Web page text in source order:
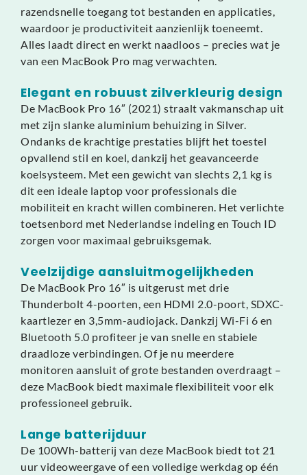
razendsnelle toegang tot bestanden en applicaties,
waardoor je productiviteit aanzienlijk toeneemt.
Alles laadt direct en werkt naadloos – precies wat je
van een MacBook Pro mag verwachten.
Elegant en robuust zilverkleurig design
De MacBook Pro 16″ (2021) straalt vakmanschap uit
met zijn slanke aluminium behuizing in Silver.
Ondanks de krachtige prestaties blijft het toestel
opvallend stil en koel, dankzij het geavanceerde
koelsysteem. Met een gewicht van slechts 2,1 kg is
dit een ideale laptop voor professionals die
mobiliteit en kracht willen combineren. Het verlichte
toetsenbord met Nederlandse indeling en Touch ID
zorgen voor maximaal gebruiksgemak.
Veelzijdige aansluitmogelijkheden
De MacBook Pro 16″ is uitgerust met drie
Thunderbolt 4-poorten, een HDMI 2.0-poort, SDXC-
kaartlezer en 3,5mm-audiojack. Dankzij Wi-Fi 6 en
Bluetooth 5.0 profiteer je van snelle en stabiele
draadloze verbindingen. Of je nu meerdere
monitoren aansluit of grote bestanden overdraagt –
deze MacBook biedt maximale flexibiliteit voor elk
professioneel gebruik.
Lange batterijduur
De 100Wh-batterij van deze MacBook biedt tot 21
uur videoweergave of een volledige werkdag op één